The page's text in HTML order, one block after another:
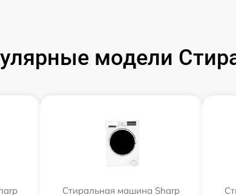
модели
Стиральная машина Sharp